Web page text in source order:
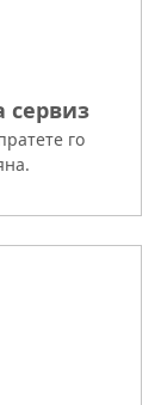
сервиз
го